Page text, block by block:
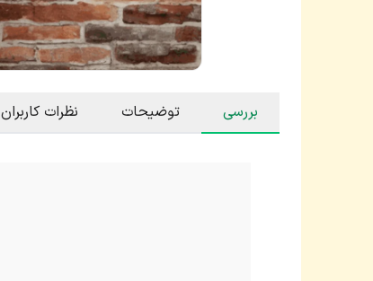
بررسی توضیحات نظرات کاربران